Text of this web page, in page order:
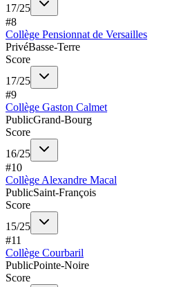
17/25
#8
Collège Pensionnat de Versailles
PrivéBasse-Terre
Score
17/25
#9
Collège Gaston Calmet
PublicGrand-Bourg
Score
16/25
#10
Collège Alexandre Macal
PublicSaint-François
Score
15/25
#11
Collège Courbaril
PublicPointe-Noire
Score